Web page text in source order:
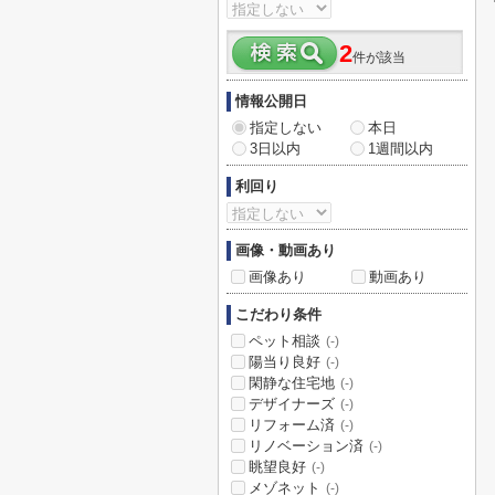
2件が該当
情報公開日
指定しない
本日
3日以内
1週間以内
利回り
画像・動画あり
画像あり
動画あり
こだわり条件
ペット相談 (-)
陽当り良好 (-)
閑静な住宅地 (-)
デザイナーズ (-)
リフォーム済 (-)
リノベーション済 (-)
眺望良好 (-)
メゾネット (-)